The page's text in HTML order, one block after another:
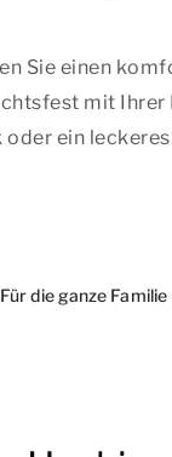
Sie einen
mit
ein
Für die ganze Familie